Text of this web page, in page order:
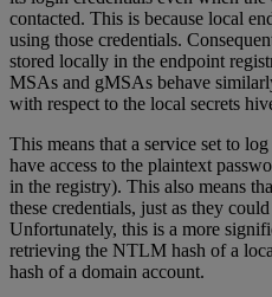
contacted. This is because local
using those credentials.
stored locally in the endpoint
MSAs and gMSAs behave
with respect to the local secrets
This means that a service set to
have access to the plaintext
in the registry). This also means
these credentials, just as they
Unfortunately, this is a more
retrieving the NTLM hash of a
hash of a domain account.